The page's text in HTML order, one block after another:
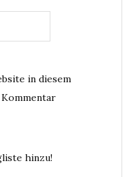
in diesem
hinzu!